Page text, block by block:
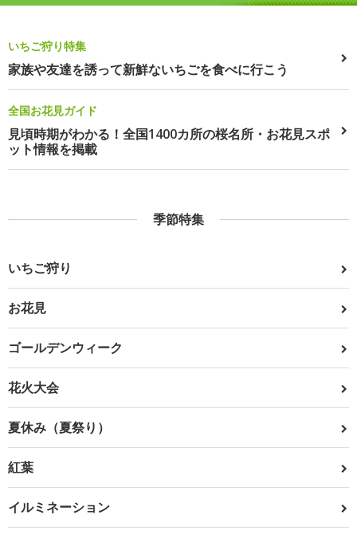
いちご狩り特集
家族や友達を誘って新鮮ないちごを食べに行こう
全国お花見ガイド
見頃時期がわかる！全国1400カ所の桜名所・お花見スポ
ット情報を掲載
季節特集
いちご狩り
お花見
ゴールデンウィーク
花火大会
夏休み（夏祭り）
紅葉
イルミネーション